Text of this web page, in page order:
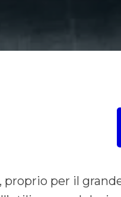
per il